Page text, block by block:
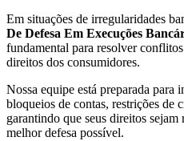
Em situações de irregularidades
De Defesa Em Execuções
fundamental para resolver
direitos dos consumidores.
Nossa equipe está preparada para
bloqueios de contas, restrições de
garantindo que seus direitos sejam
melhor defesa possível.